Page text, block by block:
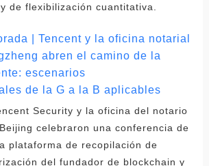
de flexibilización cuantitativa.
| Tencent y la oficina notarial
abren el camino de la
escenarios
de la G a la B aplicables
Security y la oficina del notario
celebraron una conferencia de
plataforma de recopilación de
del fundador de blockchain y